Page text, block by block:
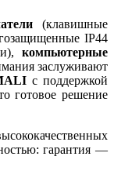
(клавишные
IP44
компьютерные
заслуживают
с поддержкой
готовое решение
гарантия —